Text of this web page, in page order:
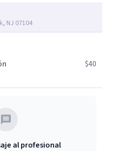
NJ 07104
$40
al profesional